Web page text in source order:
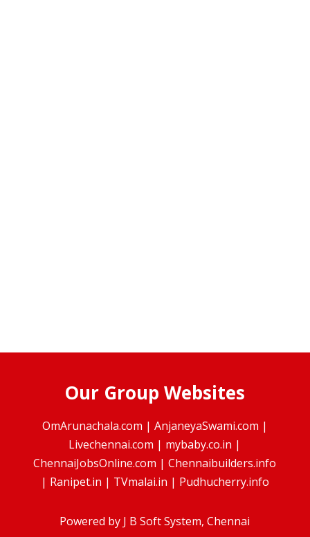
Our Group Websites
OmArunachala.com | AnjaneyaSwami.com |
Livechennai.com | mybaby.co.in |
ChennaiJobsOnline.com |Chennaibuilders.info
| Ranipet.in | TVmalai.in | Pudhucherry.info
Powered by J B Soft System, Chennai